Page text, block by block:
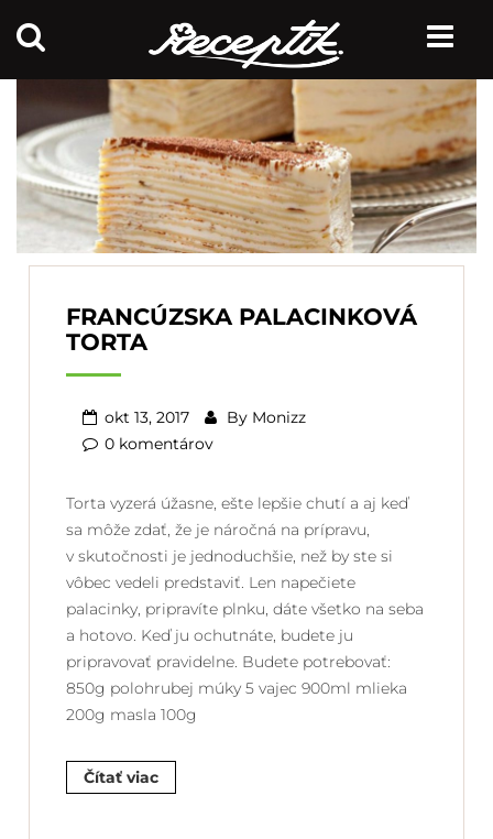
FRANCÚZSKA PALACINKOVÁ
TORTA
okt 13, 2017 By Monizz
0 komentárov
Torta vyzerá úžasne, ešte lepšie chutí a aj keď
sa môže zdať, že je náročná na prípravu,
v skutočnosti je jednoduchšie, než by ste si
vôbec vedeli predstaviť. Len napečiete
palacinky, pripravíte plnku, dáte všetko na seba
a hotovo. Keď ju ochutnáte, budete ju
pripravovať pravidelne. Budete potrebovať:
850g polohrubej múky 5 vajec 900ml mlieka
200g masla 100g
Čítať viac